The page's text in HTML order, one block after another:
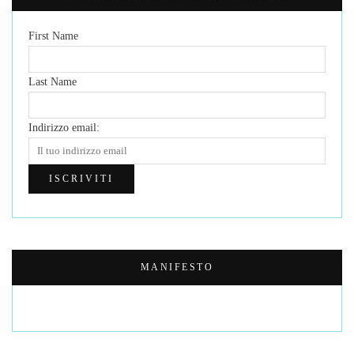
First Name
Last Name
Indirizzo email:
MANIFESTO